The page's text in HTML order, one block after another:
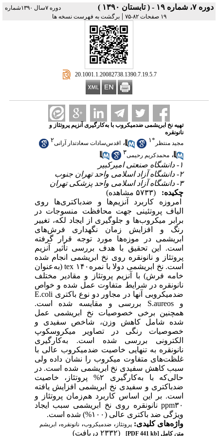
دوره ۷، شماره ۱۹ - ( تابستان ۱۳۹۰ )
دوره ۷سال ۱۳۹۰شماره
۱۹ صفحات ۸۲-۷۵
|برگشت به فهرست نسخه ها
‎ 20.1001.1.20082738.1390.7.19.5.7
تهیه نخ ابریشمی ضد‌میکروب با به‌کارگیری آنزیم پروتئاز و
نانو‌نقره
مجید منتظر *۱ ، اقدس‌سادات سعادتدار آرانی۲
، محمد‌کریم رحیمی۳
۱- دانشگاه صنعتی امیرکبیر
۲- دانشگاه آزاد اسلامی واحد تهران جنوب
۳- دانشگاه آزاد اسلامی واحد پزشکی تهران
چکیده:
(۵۷۳۳ مشاهده)
امروزه کاربرد آنزیم‌ها و ضد‌باکتری‌ها روی
الیاف پروتئینی جهت محافظت منسوجات در
برابر میکروب‌ها و جلوگیری از ایجاد لکه، تغییر
رنگ و افزایش زمان نگهداری فرش‌های
ابریشمی در موزه‌ها مورد توجه قرار گرفته
است. این تحقیق با هدف بررسی تأثیر آنزیم
پروتئاز و نانو‌نقره روی نخ ابریشمی انجام شده
است. نخ ابریشمی دولا با نمرهtex ۱۴۰ (به‌عنوان
خامه فرش) با آنزیم پروتئاز و مقادیر مختلف
نانو‌نقره در شرایط متفاوت عمل شده و خواص
ضد‌میکروبی آنها در مجاور دو نوع باکتری E.coli
و S.aureos بررسی و مقایسه شده است.
همچنین برخی خصوصیات نخ ابریشمی عمل
شده شامل کاهش وزن، شاخص سفیدی و
خصوصیات رنگی در تصاویر میکروسکوپ
الکترونی بررسی شده است. به‌کارگیری
نانو‌نقره به تنهایی خاصیت ضد‌میکروب عالی با
غلظت‌های متفاوت میکروب را نشان داده ولی
سبب کاهش سفیدی نخ ابریشمی شده است. در
حالی‌که با به‌کارگیری ۲% پروتئاز، خاصیت
ضد‌باکتری و سفیدی نخ ابریشمی افزایش یافته
است. بر این اساس کاربرد هم‌زمان پروتئاز و
ppm۳۰ نانو‌نقره روی نخ ابریشمی سبب ایجاد
ویژگی ضد باکتری عالی (۱۰۰%) شده است.
واژه‌های کلیدی: پروتئاز ، ضد‌میکروب، نانو‌نقره، ابریشم
متن کامل[PDF 441 kb] (۲۳۳۲ دریافت)